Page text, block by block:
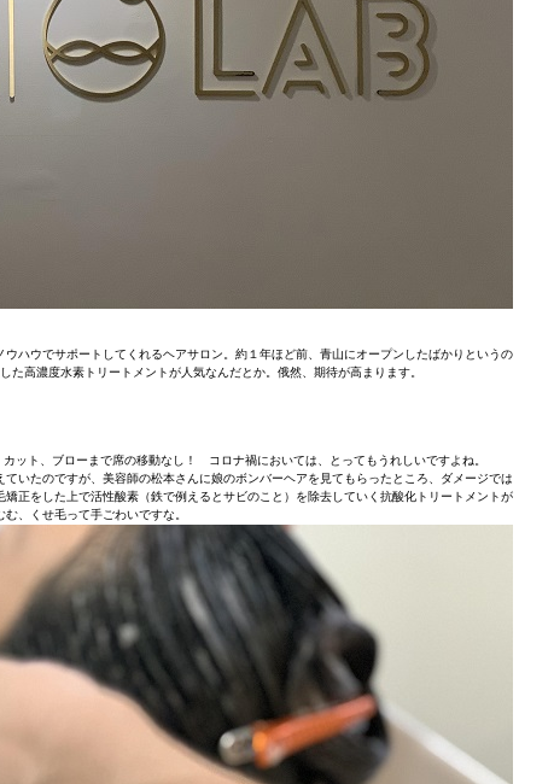
ハウでサポートしてくれるヘアサロン。約１年ほど前、青山にオープンしたばかりというの
高濃度水素トリートメントが人気なんだとか。俄然、期待が高まります。
ット、ブローまで席の移動なし！ コロナ禍においては、とってもうれしいですよね。
いたのですが、美容師の松本さんに娘のボンバーヘアを見てもらったところ、ダメージでは
正をした上で活性酸素（鉄で例えるとサビのこと）を除去していく抗酸化トリートメントが
、くせ毛って手ごわいですな。